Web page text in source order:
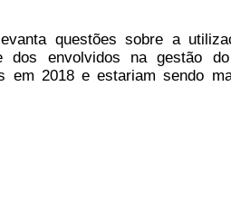
questões sobre a
dos envolvidos na gestão
em 2018 e estariam sendo